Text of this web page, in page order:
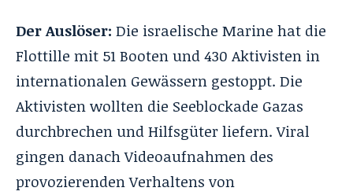
Der Auslöser: Die israelische Marine hat die
Flottille mit 51 Booten und 430 Aktivisten in
internationalen Gewässern gestoppt. Die
Aktivisten wollten die Seeblockade Gazas
durchbrechen und Hilfsgüter liefern. Viral
gingen danach Videoaufnahmen des
provozierenden Verhaltens von